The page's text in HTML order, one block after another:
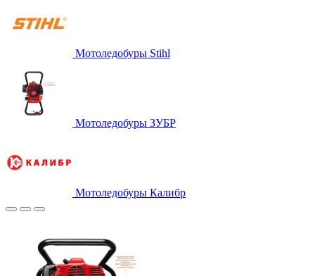
Мотоледобуры Stihl
Мотоледобуры ЗУБР
Мотоледобуры Калибр